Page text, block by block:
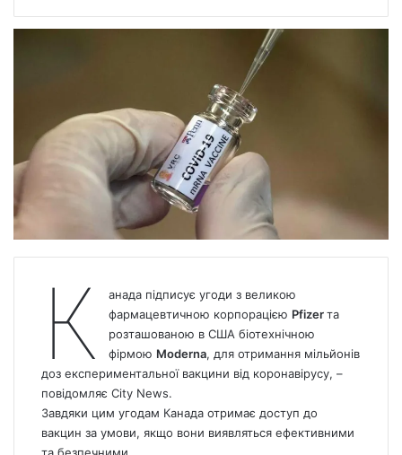
К анадапідписує угоди з великою
фармацевтичною корпорацією Pfizerта
розташованою в США біотехнічною
фірмою Moderna, для отримання мільйонів
доз експериментальної вакцини від коронавірусу, –
повідомляє Сity News.
Завдяки цим угодам Канада отримає доступ до
вакцин за умови, якщо вони виявляться ефективними